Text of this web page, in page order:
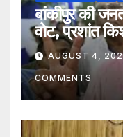
बांकीपुर की
वोट, प्रशांत
AUGUST 4,
COMMENTS